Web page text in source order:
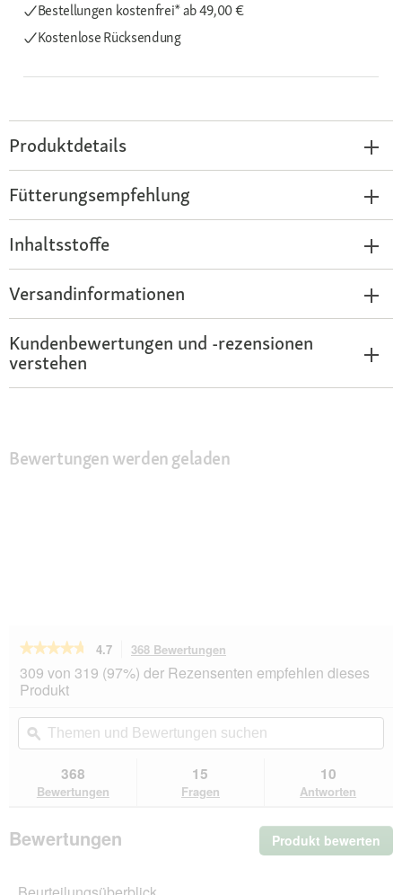
Bestellungen kostenfrei*ab 49,00 €
Kostenlose Rücksendung
Produktdetails
Fütterungsempfehlung
Inhaltsstoffe
Versandinformationen
Kundenbewertungen und -rezensionen
verstehen
Bewertungen werden geladen
★★★★★
★★★★★
von
5
lesen
für
Science
Plan
Mature
4.7 368 Bewertungen
dieser
Aktion
du
zu
den
309 von 319 (97%) der Rezensenten empfehlen dieses
Produkt
Themen
und
Bewertungen
ϙ
368
Bewertungen
15
Fragen
10
Antworten
Bewertungen Produkt bewerten
Mit